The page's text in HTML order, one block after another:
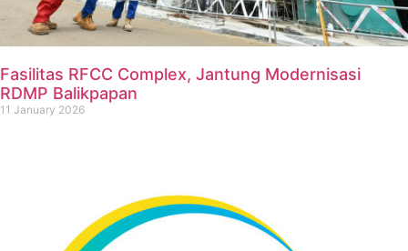
Fasilitas RFCC Complex, Jantung Modernisasi
RDMP Balikpapan
11 January 2026